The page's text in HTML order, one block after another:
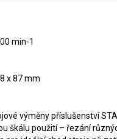
min-1
x 87 mm
výměny příslušenství
škálu použití – řezání